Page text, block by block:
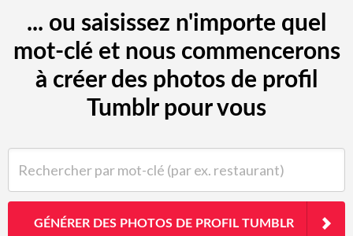
... ou saisissez n'importe quel
mot-clé et nous commencerons
à créer des photos de profil
Tumblr pour vous
GÉNÉRER DES PHOTOS DE PROFIL TUMBLR